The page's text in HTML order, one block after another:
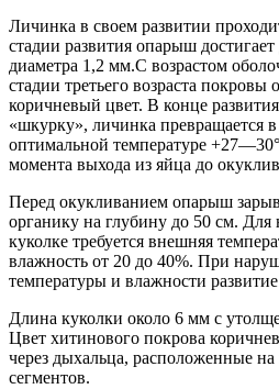
Личинка в своем развитии
стадии развития опарыш
диаметра 1,2 мм.С возрастом
стадии третьего возраста
коричневый цвет. В конце
«шкурку», личинка превращается
оптимальной температуре
момента выхода из яйца до
Перед окукливанием опарыш
органику на глубину до 50 см. Для
куколке требуется внешняя
влажность от 20 до 40%. При
температуры и влажности
Длина куколки около 6 мм с
Цвет хитинового покрова
через дыхальца, расположенные
сегментов.